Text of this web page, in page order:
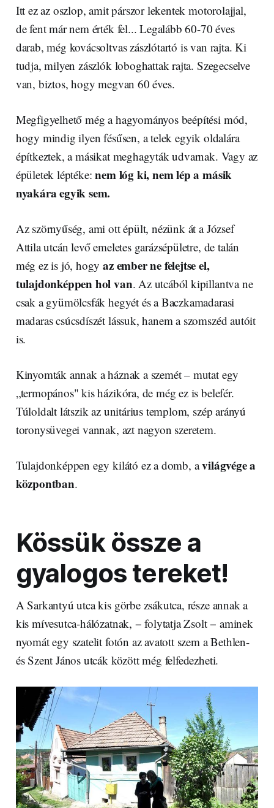
Itt ez az oszlop, amit párszor lekentek motorolajjal,
de fent már nem érték fel... Legalább 60-70 éves
darab, még kovácsoltvas zászlótartó is van rajta. Ki
tudja, milyen zászlók loboghattak rajta. Szegecselve
van, biztos, hogy megvan 60 éves.
Megfigyelhető még a hagyományos beépítési mód,
hogy mindig ilyen fésűsen, a telek egyik oldalára
építkeztek, a másikat meghagyták udvarnak. Vagy az
épületek léptéke:nem lóg ki, nem lép a másik
nyakára egyik sem.
Az szörnyűség, ami ott épült, nézünk át a József
Attila utcán levő emeletes garázsépületre, de talán
még ez is jó, hogyaz ember ne felejtse el,
tulajdonképpen hol van. Az utcából kipillantva ne
csak a gyümölcsfák hegyét és a Baczkamadarasi
madaras csúcsdíszét lássuk, hanem a szomszéd autóit
is.
Kinyomták annak a háznak a szemét – mutat egy
„termopános" kis házikóra, de még ez is belefér.
Túloldalt látszik az unitárius templom, szép arányú
toronysüvegei vannak, azt nagyon szeretem.
Tulajdonképpen egy kilátó ez a domb, avilágvége a
központban.
Kössük össze a
gyalogos tereket!
A Sarkantyú utca kis görbe zsákutca, része annak a
kis mívesutca-hálózatnak, − folytatja Zsolt − aminek
nyomát egy szatelit fotón az avatott szem a Bethlen-
és Szent János utcák között még felfedezheti.